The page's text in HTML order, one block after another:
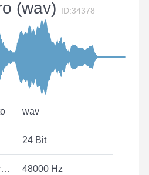
(wav)
ID:34378
wav
24 Bit
48000 Hz